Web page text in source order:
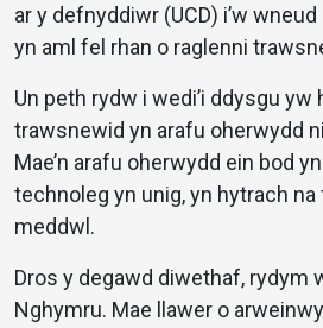
ar y defnyddiwr (UCD) i’w
yn aml fel rhan o raglenni
Un peth rydw i wedi’i ddysgu yw
trawsnewid yn arafu oherwydd
Mae’n arafu oherwydd ein bod
technoleg yn unig, yn hytrach
meddwl.
Dros y degawd diwethaf, rydym
Nghymru. Mae llawer o